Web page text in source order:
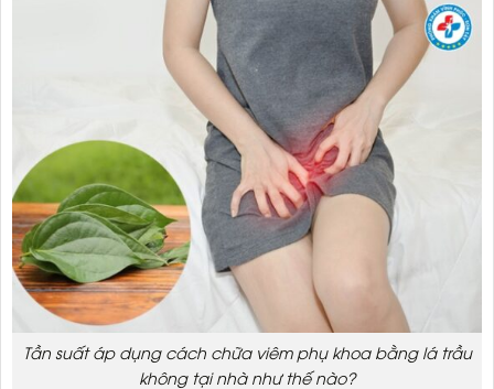
Tần suất áp dụng cách chữa viêm phụ khoa bằng lá trầu
không tại nhà như thế nào?